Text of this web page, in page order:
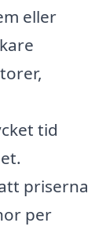
eller
tid
priserna
per